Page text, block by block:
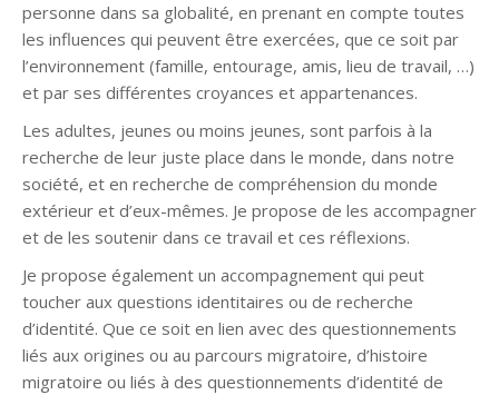
personne dans sa globalité, en prenant en compte toutes
les influences qui peuvent être exercées, que ce soit par
l’environnement (famille, entourage, amis, lieu de travail, …)
et par ses différentes croyances et appartenances.
Les adultes, jeunes ou moins jeunes, sont parfois à la
recherche de leur juste place dans le monde, dans notre
société, et en recherche de compréhension du monde
extérieur et d’eux-mêmes. Je propose de les accompagner
et de les soutenir dans ce travail et ces réflexions.
Je propose également un accompagnement qui peut
toucher aux questions identitaires ou de recherche
d’identité. Que ce soit en lien avec des questionnements
liés aux origines ou au parcours migratoire, d’histoire
migratoire ou liés à des questionnements d’identité de